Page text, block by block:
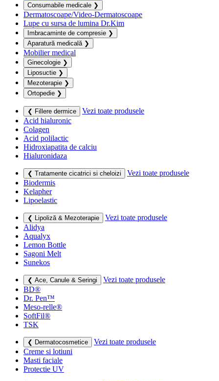
Consumabile medicale ❯
Dermatoscoape/Video-Dermatoscoape
Lupe cu sursa de lumina Dr.Kim
Imbracaminte de compresie ❯
Aparatură medicală ❯
Mobilier medical
Ginecologie ❯
Liposuctie ❯
Mezoterapie ❯
Ortopedie ❯
❮ Fillere dermice
Vezi toate produsele
Acid hialuronic
Colagen
Acid polilactic
Hidroxiapatita de calciu
Hialuronidaza
❮ Tratamente cicatrici si cheloizi
Vezi toate produsele
Biodermis
Kelapher
Lipoelastic
❮ Lipoliză & Mezoterapie
Vezi toate produsele
Alidya
Aqualyx
Lemon Bottle
Sagoni Melt
Sunekos
❮ Ace, Canule & Seringi
Vezi toate produsele
BD®
Dr. Pen™
Meso-relle®
SoftFil®
TSK
❮ Dermatocosmetice
Vezi toate produsele
Creme si lotiuni
Masti faciale
Protectie UV